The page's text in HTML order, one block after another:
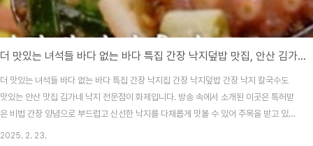
더 맛있는 녀석들 바다 없는 바다 특집 간장 낙지덮밥 맛집, 안산 김가네 낙지 전문점 후기
더 맛있는 녀석들 바다 없는 바다 특집 간장 낙지집 간장 낙지덮밥 간장 낙지 칼국수도
맛있는 안산 맛집 김가네 낙지 전문점이 화제입니다. 방송 속에서 소개된 이곳은 특허받
은 비법 간장 양념으로 부드럽고 신선한 낙지를 다채롭게 맛볼 수 있어 주목을 받고 있는
데요. ‘낙지는 바다에서 나오는 해산물 아니야?’라고 생각하실 수 있지만, 이 프로그램 제
2025. 2. 23.